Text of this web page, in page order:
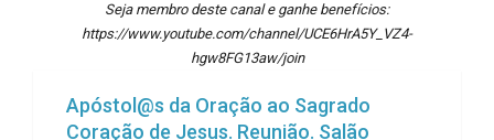
Seja membro deste canal e ganhe benefícios:
https://www.youtube.com/channel/UCE6HrA5Y_VZ4-
hgw8FG13aw/join
Apóstol@s da Oração ao Sagrado
Coração de Jesus. Reunião. Salão